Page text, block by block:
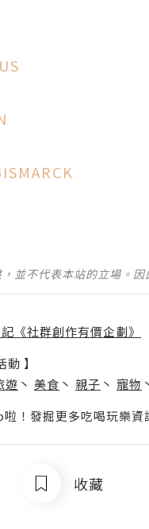
並不代表本站的立場。
《社群創作有價企劃》
】
遊 丶 美食 丶 親子 丶 寵物
！發掘更多吃喝玩樂資
收藏